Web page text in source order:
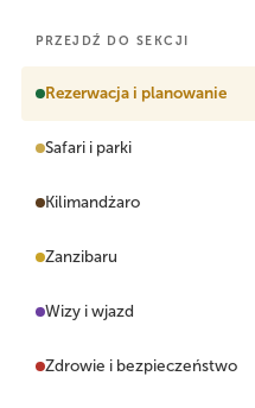
PRZEJDŹ DO SEKCJI
Rezerwacja i planowanie
Safari i parki
Kilimandżaro
Zanzibaru
Wizy i wjazd
Zdrowie i bezpieczeństwo